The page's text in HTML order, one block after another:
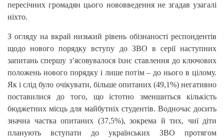
пересічних громадян цього нововведення не згадав узагалі
ніхто.
З огляду на вкрай низький рівень обізнаності респондентів
щодо нового порядку вступу до ЗВО в серії наступних
запитань спершу з’ясовувалося їхнє ставлення до ключових
положень нового порядку і лише потім – до нього в цілому.
Як і слід було очікувати, більше опитаних (49,1%) негативно
поставилися до того, що істотно зменшиться кількість
бюджетних місць для майбутніх студентів. Водночас досить
значна частка опитаних (37,5%), зокрема й тих, чиї діти
планують вступати до українських ЗВО протягом